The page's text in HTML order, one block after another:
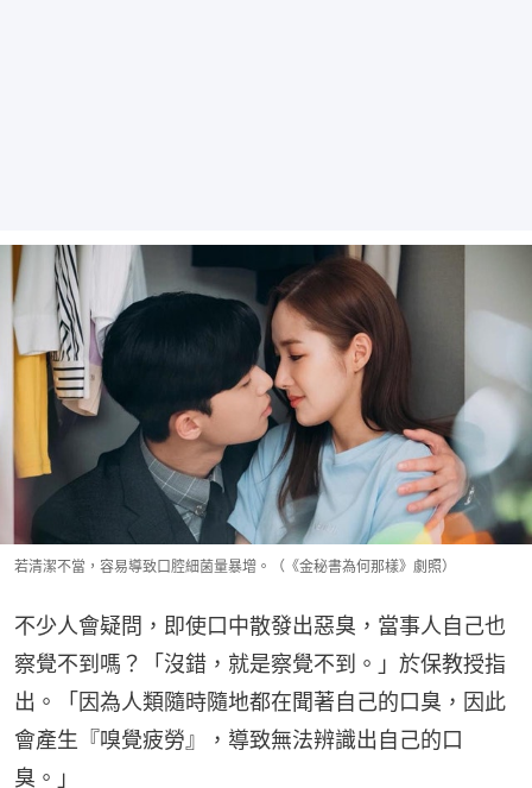
若清潔不當，容易導致口腔細菌量暴增。（《金秘書為何那樣》劇照）
不少人會疑問，即使口中散發出惡臭，當事人自己也
察覺不到嗎？「沒錯，就是察覺不到。」於保教授指
出。「因為人類隨時隨地都在聞著自己的口臭，因此
會產生『嗅覺疲勞』，導致無法辨識出自己的口
臭。」